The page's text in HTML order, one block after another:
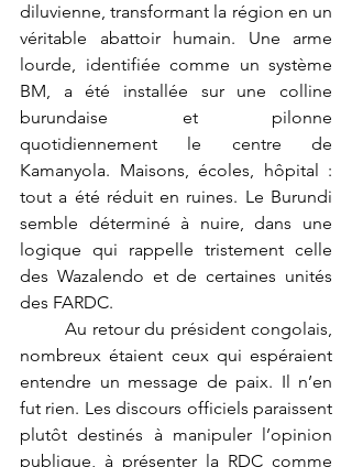
diluvienne, transformant la région en un
véritable abattoir humain. Une arme
lourde, identifiée comme un système
BM, a été installée sur une colline
burundaise et pilonne
quotidiennement le centre de
Kamanyola. Maisons, écoles, hôpital :
tout a été réduit en ruines. Le Burundi
semble déterminé à nuire, dans une
logique qui rappelle tristement celle
des Wazalendo et de certaines unités
des FARDC.
nombreux étaient ceux qui espéraient
entendre un message de paix. Il n’en
fut rien. Les discours officiels paraissent
plutôt destinés à manipuler l’opinion
publique, à présenter la RDC comme